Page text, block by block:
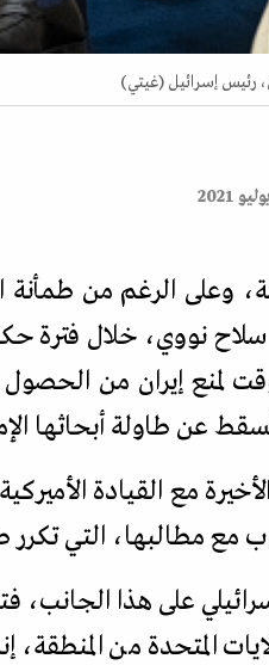
رئيس إسرائيل (غيتي)
وعلى الرغم من طمأنة
نووي، خلال فترة
لمنع إيران من
عن طاولة أبحاثها
الأخيرة مع القيادة
مع مطالبها، التي
على هذا الجانب،
المتحدة من